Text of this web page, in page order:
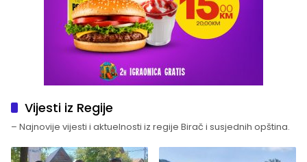
Vijesti iz Regije
– Najnovije vijesti i aktuelnosti iz regije Birač i susjednih opština.